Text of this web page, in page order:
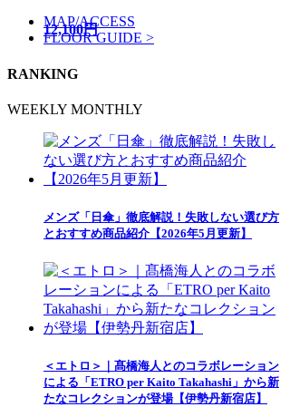
12,100円
MAP/ACCESS
FLOOR GUIDE >
RANKING
WEEKLY MONTHLY
メンズ「日傘」徹底解説！失敗しない選び方
とおすすめ商品紹介【2026年5月更新】
＜エトロ＞｜髙橋海人とのコラボレーション
による「ETRO per Kaito Takahashi」から新
たなコレクションが登場【伊勢丹新宿店】